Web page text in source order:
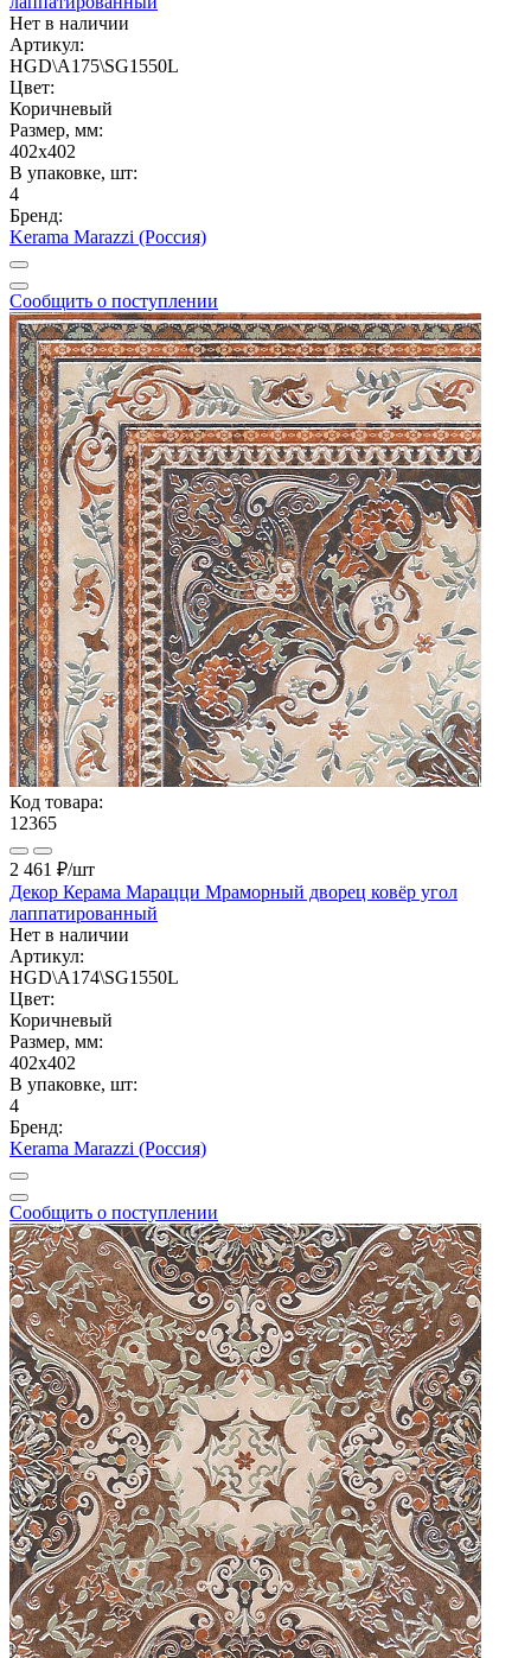
Нет в наличии
Артикул:
HGD\A175\SG1550L
Цвет:
Коричневый
Размер, мм:
402x402
В упаковке, шт:
4
Бренд:
Kerama Marazzi (Россия)
Сообщить о поступлении
Код товара:
12365
2 461 ₽/шт
Декор Керама Марацци Мраморный дворец ковёр угол
лаппатированный
Нет в наличии
Артикул:
HGD\A174\SG1550L
Цвет:
Коричневый
Размер, мм:
402x402
В упаковке, шт:
4
Бренд:
Kerama Marazzi (Россия)
Сообщить о поступлении